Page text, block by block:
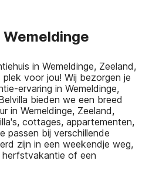
in Wemeldinge, Zeeland,
voor jou! Wij bezorgen je
ervaring in Wemeldinge,
bieden we een breed
in Wemeldinge, Zeeland,
cottages, appartementen,
passen bij verschillende
zijn in een weekendje weg,
of een